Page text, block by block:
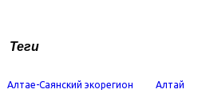
Теги
Алтае-Саянский экорегион Алтай